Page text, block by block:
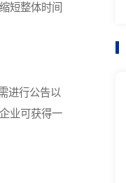
短整体时间
进行公告以
业可获得一